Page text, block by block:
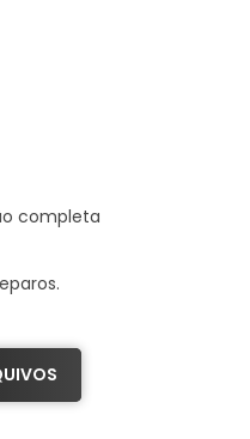
completa